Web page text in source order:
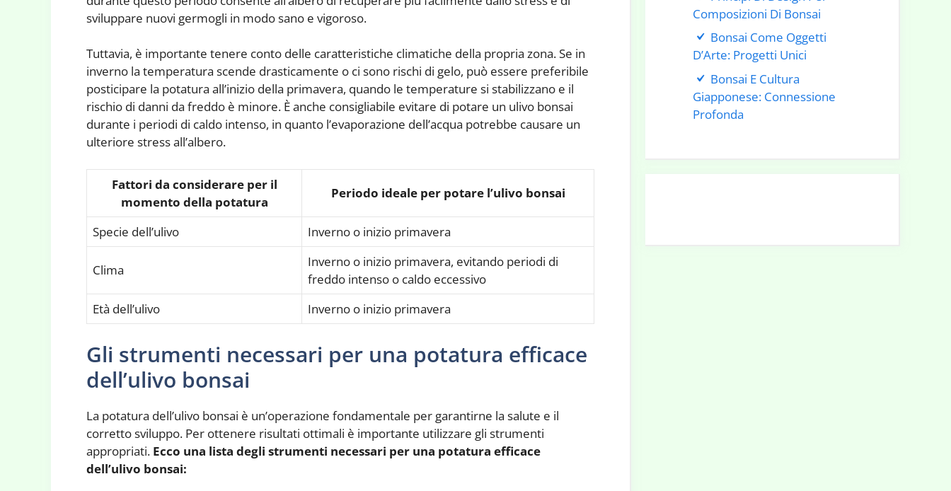
sviluppare nuovi germogli in modo sano e vigoroso.
Tuttavia, è importante tenere conto delle caratteristiche climatiche della propria zona. Se in
inverno la temperatura scende drasticamente o ci sono rischi di gelo, può essere preferibile
posticipare la potatura all’inizio della primavera, quando le temperature si stabilizzano e il
rischio di danni da freddo è minore. È anche consigliabile evitare di potare un ulivo bonsai
durante i periodi di caldo intenso, in quanto l’evaporazione dell’acqua potrebbe causare un
ulteriore stress all’albero.
Fattori da considerare per il
momento della potatura
Periodo ideale per potare l’ulivo bonsai
Specie dell’ulivo Inverno o inizio primavera
Clima
Inverno o inizio primavera, evitando periodi di
freddo intenso o caldo eccessivo
Età dell’ulivo
Inverno o inizio primavera
Gli strumenti necessari per una potatura efficace
dell’ulivo bonsai
La potatura dell’ulivo bonsai è un’operazione fondamentale per garantirne la salute e il
corretto sviluppo. Per ottenere risultati ottimali è importante utilizzare gli strumenti
appropriati. Ecco una lista degli strumenti necessari per una potatura efficace
dell’ulivo bonsai:
Composizioni Di Bonsai
Bonsai Come Oggetti
D’Arte: Progetti Unici
Bonsai E Cultura
Giapponese: Connessione
Profonda